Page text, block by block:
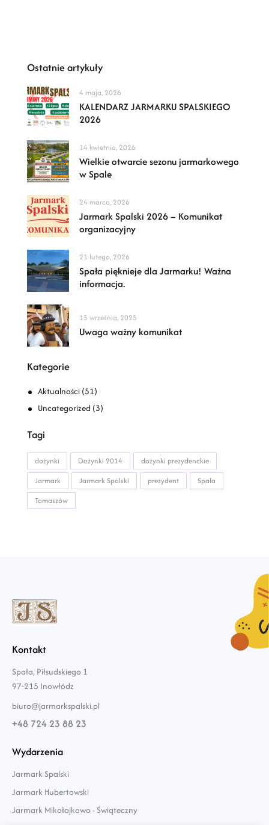
Ostatnie artykuły
4 maja, 2026
KALENDARZ JARMARKU SPALSKIEGO
2026
14 kwietnia, 2026
Wielkie otwarcie sezonu jarmarkowego
w Spale
24 marca, 2026
Jarmark Spalski 2026 – Komunikat
organizacyjny
21 lutego, 2026
Spała pięknieje dla Jarmarku! Ważna
informacja.
15 września, 2025
Uwaga ważny komunikat
Kategorie
Aktualności (51)
Uncategorized (3)
Tagi
dożynki Dożynki 2014
dożynki prezydenckie
Jarmark
Jarmark Spalski prezydent
Spała
Tomaszów
Kontakt
Spała, Piłsudskiego 1
97-215 Inowłódz
biuro@jarmarkspalski.pl
+48 724 23 88 23
Wydarzenia
Jarmark Spalski
Jarmark Hubertowski
Jarmark Mikołajkowo - Świąteczny